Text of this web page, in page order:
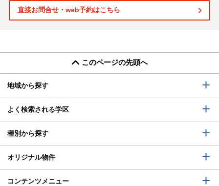
直接お問合せ・web予約はこちら
このページの先頭へ
地域から探す
よく検索される学区
種別から探す
オリジナル物件
コンテンツメニュー